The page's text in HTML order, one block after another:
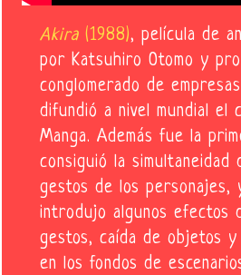
Akira (1988), película de
por Katsuhiro Otomo y
conglomerado de
difundió a nivel mundial el
Manga. Además fue la
consiguió la simultaneidad
gestos de los personajes,
introdujo algunos efectos
gestos, caída de objetos
en los fondos de